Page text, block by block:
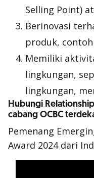
Selling Point)
Berinovasi
produk,
Memiliki
lingkungan,
lingkungan,
Hubungi
cabang OCBC
Pemenang
Award 2024 dari